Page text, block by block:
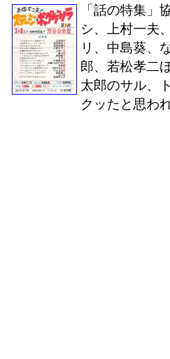
「話の特集」
シ、上村一夫
リ、中島葵、
郎、若松孝二
太郎のサル、
クッたと思わ